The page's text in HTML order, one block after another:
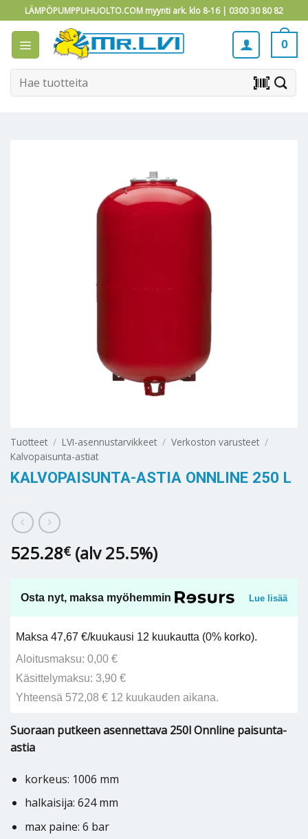
to
content
LÄMPÖPUMPPUHUOLTO.COM myynti ark. klo 8-16 | 0300 30 80 82
0
Etsi: barcode_scanner
Tuotteet / LVI-asennustarvikkeet / Verkoston varusteet /
Kalvopaisunta-astiat
KALVOPAISUNTA-ASTIA ONNLINE 250 L
525.28€ (alv 25.5%)
Osta nyt, maksa myöhemmin Lue lisää
Maksa 47,67 €/kuukausi 12 kuukautta (0% korko).
Aloitusmaksu: 0,00 €
Käsittelymaksu: 3,90 €
Yhteensä 572,08 € 12 kuukauden aikana.
Suoraan putkeen asennettava 250l Onnline paisunta-
astia
korkeus: 1006 mm
halkaisija: 624 mm
max paine: 6 bar